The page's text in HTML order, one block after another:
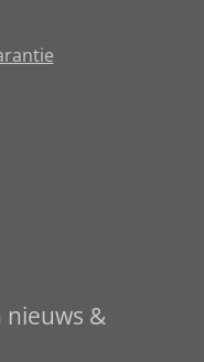
nieuws &